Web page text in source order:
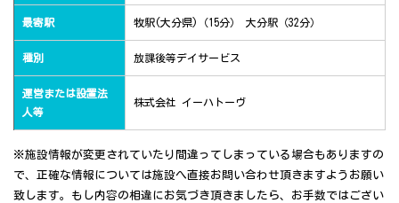
最寄駅 牧駅(大分県)（15分） 大分駅（32分）
種別 放課後等デイサービス
運営または設置法
人等
株式会社 イーハトーヴ
※施設情報が変更されていたり間違ってしまっている場合もありますの
で、正確な情報については施設へ直接お問い合わせ頂きますようお願い
致します。もし内容の相違にお気づき頂きましたら、お手数ではござい